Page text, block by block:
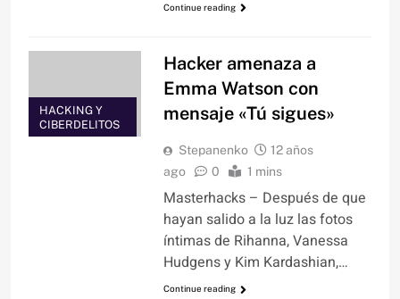
Continue reading
HACKING Y
CIBERDELITOS
Hacker amenaza a
Emma Watson con
mensaje «Tú sigues»
Stepanenko
12 años
ago
0 1 mins
Masterhacks – Después de que
hayan salido a la luz las fotos
íntimas de Rihanna, Vanessa
Hudgens y Kim Kardashian,…
Continue reading